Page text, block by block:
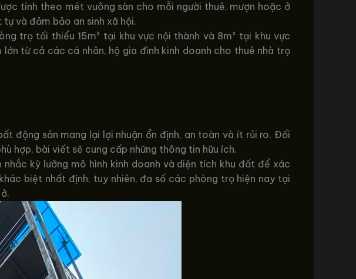
tính theo mét vuông sàn cho mỗi người thuê, mượn hoặc ở
tự và đảm bảo an sinh xã hội.
trọ tối thiểu 15m² tại khu vực nội thành và 8m² tại khu vực
từ cả các cá nhân, hộ gia đình kinh doanh cho thuê nhà trọ
động sản mang lại lợi nhuận ổn định, an toàn và ít rủi ro. Đối
hợp, bài viết sẽ cung cấp những thông tin hữu ích.
kỹ lưỡng mô hình kinh doanh và diện tích khu đất để xác
biệt nhất định, tuy nhiên, đa số các phòng trọ hiện nay tại